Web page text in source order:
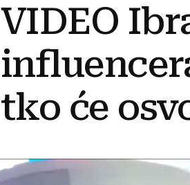
VIDEO
tko će